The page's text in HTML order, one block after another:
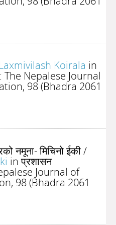
Laxmivilash Koirala in
The Nepalese Journal
98 (Bhadra 2061
नमूना- मिचिनो ईकी/
in प्रशासन
Journal of
98 (Bhadra 2061